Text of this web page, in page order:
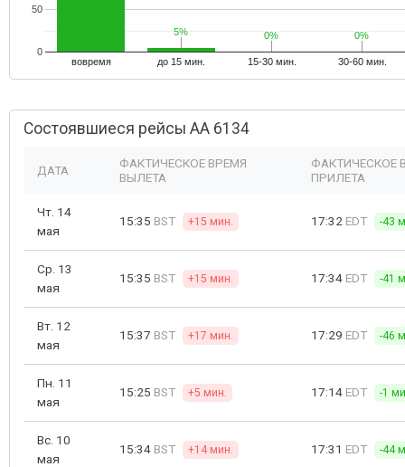
вовремя до 15 мин. 15-30 мин. 30-60 мин.
0
50
5%
5% 0%
0% 0%
0%
Состоявшиеся рейсы AA 6134
ДАТА
ФАКТИЧЕСКОЕ ВРЕМЯ
ВЫЛЕТА
ФАКТИЧЕСКОЕ
ПРИЛЕТА
Чт. 14
мая
15:35 BST +15 мин. 17:32 EDT -43
Ср. 13
мая
15:35 BST +15 мин. 17:34 EDT -41
Вт. 12
мая
15:37 BST +17 мин. 17:29 EDT -46
Пн. 11
мая
15:25 BST +5 мин. 17:14 EDT -1
Вс. 10
мая
15:34 BST +14 мин. 17:31 EDT -44